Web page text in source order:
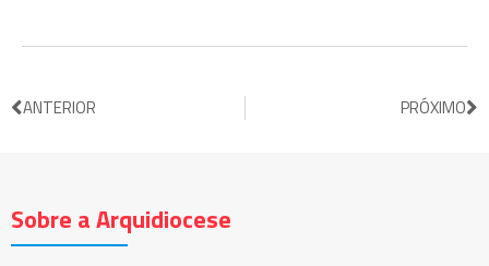
ANTERIOR PRÓXIMO
Sobre a Arquidiocese